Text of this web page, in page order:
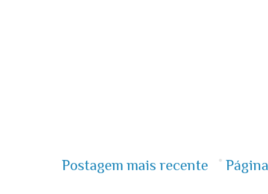
Postagem mais recente